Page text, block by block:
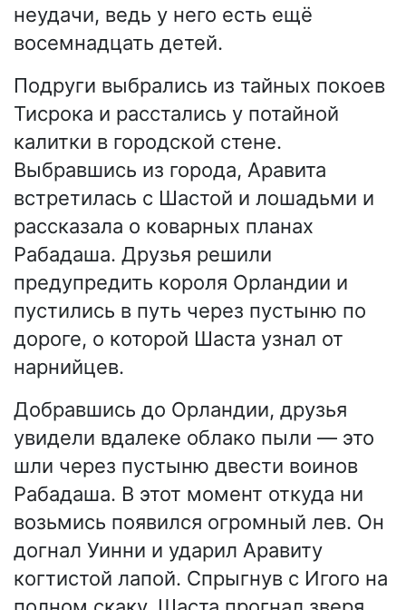
неудачи, ведь у него есть ещё
восемнадцать детей.
Подруги выбрались из тайных покоев
Тисрока и расстались у потайной
калитки в городской стене.
Выбравшись из города, Аравита
встретилась с Шастой и лошадьми и
рассказала о коварных планах
Рабадаша. Друзья решили
предупредить короля Орландии и
пустились в путь через пустыню по
дороге, о которой Шаста узнал от
нарнийцев.
Добравшись до Орландии, друзья
увидели вдалеке облако пыли — это
шли через пустыню двести воинов
Рабадаша. В этот момент откуда ни
возьмись появился огромный лев. Он
догнал Уинни и ударил Аравиту
когтистой лапой. Спрыгнув с Игого на